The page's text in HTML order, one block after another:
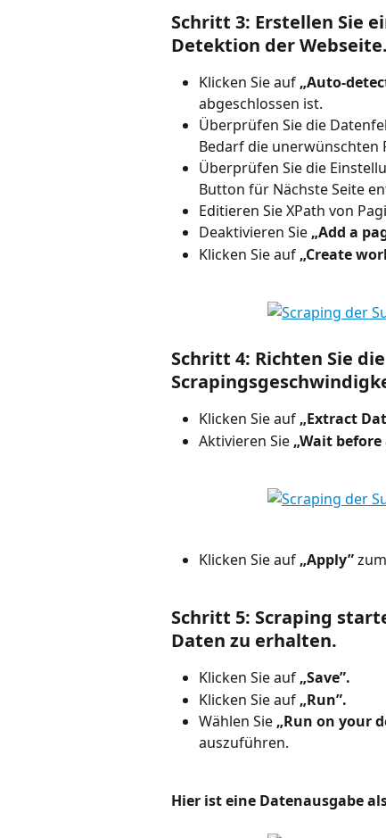
Schritt 3: Erstellen Sie
Detektion der Webseite.
Klicken Sie auf „Auto-
abgeschlossen ist.
Überprüfen Sie die
Bedarf die unerwünschten
Überprüfen Sie die
Button für Nächste Seite
Editieren Sie XPath von
Deaktivieren Sie „Add a
Klicken Sie auf „Create
Schritt 4: Richten Sie
Klicken Sie auf „Extract
Aktivieren Sie „Wait
Klicken Sie auf „Apply”
Schritt 5: Scraping
Daten zu erhalten.
Klicken Sie auf „Save”.
Klicken Sie auf „Run”.
Wählen Sie „Run on your
auszuführen.
Hier ist eine Datenausgabe